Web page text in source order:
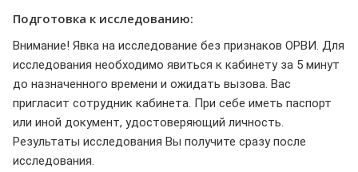
Подготовка к исследованию:
Внимание! Явка на исследование без признаков ОРВИ. Для
исследования необходимо явиться к кабинету за 5 минут
до назначенного времени и ожидать вызова. Вас
пригласит сотрудник кабинета. При себе иметь паспорт
или иной документ, удостоверяющий личность.
Результаты исследования Вы получите сразу после
исследования.